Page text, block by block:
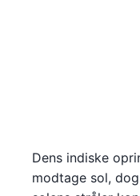
Dens indiske
modtage sol,